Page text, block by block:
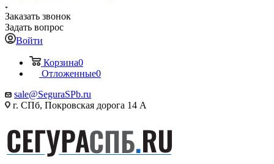
Заказать звонок
Задать вопрос
Войти
Корзина0
Отложенные0
sale@SeguraSPb.ru
г. СПб, Покровская дорога 14 А